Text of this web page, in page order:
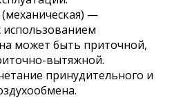
—
использованием
может быть приточной,
вытяжной.
принудительного и